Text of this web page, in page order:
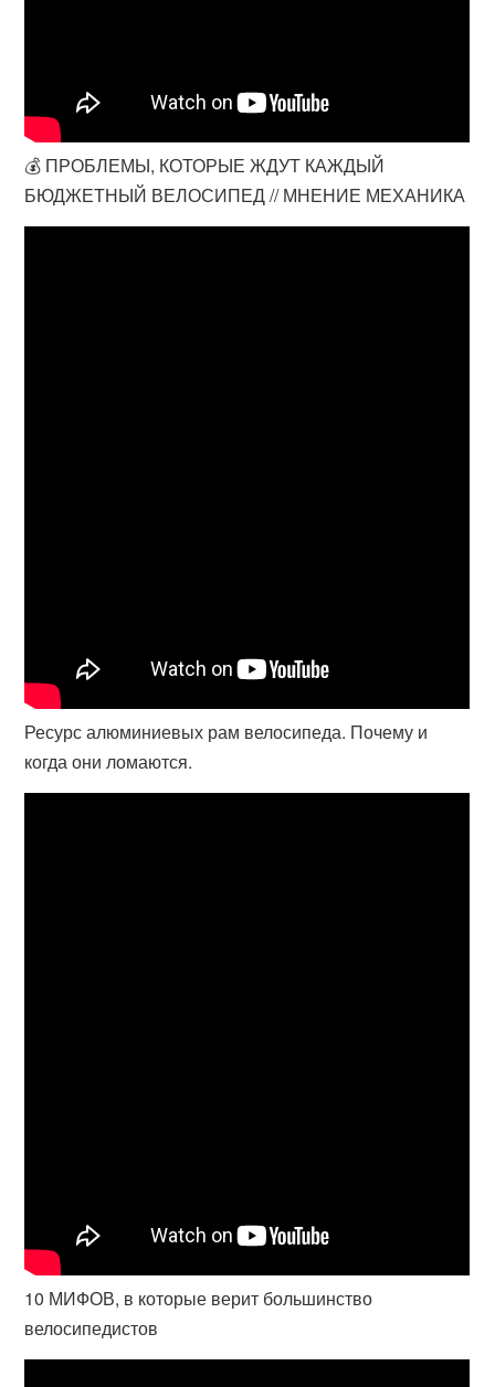
💰 ПРОБЛЕМЫ, КОТОРЫЕ ЖДУТ КАЖДЫЙ
БЮДЖЕТНЫЙ ВЕЛОСИПЕД // МНЕНИЕ МЕХАНИКА
Ресурс алюминиевых рам велосипеда. Почему и
когда они ломаются.
10 МИФОВ, в которые верит большинство
велосипедистов